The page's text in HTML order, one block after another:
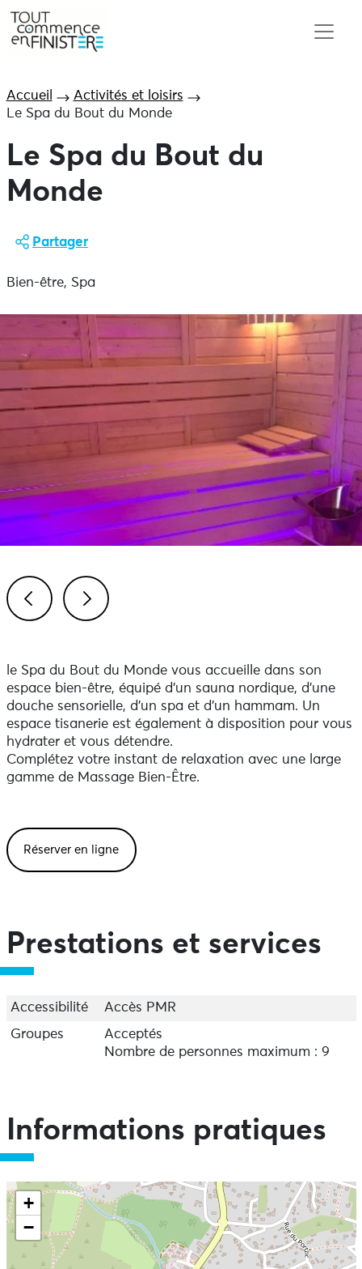
Accueil
Activités et loisirs
Le Spa du Bout du Monde
Le Spa du Bout du
Monde
Partager
Bien-être, Spa
le Spa du Bout du Monde vous accueille dans son
espace bien-être, équipé d'un sauna nordique, d'une
douche sensorielle, d'un spa et d'un hammam. Un
espace tisanerie est également à disposition pour vous
hydrater et vous détendre.
Complétez votre instant de relaxation avec une large
gamme de Massage Bien-Être.
Réserver en ligne
Prestations et services
Accessibilité
Accès PMR
Groupes
Acceptés
Nombre de personnes maximum : 9
Informations pratiques
+
−